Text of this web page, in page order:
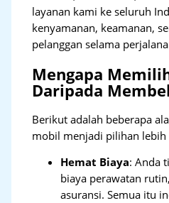
layanan kami ke seluruh
kenyamanan, keamanan,
pelanggan selama
Mengapa
Daripada
Berikut adalah beberapa
mobil menjadi pilihan lebih
Hemat Biaya: Anda
biaya perawatan
asuransi. Semua itu